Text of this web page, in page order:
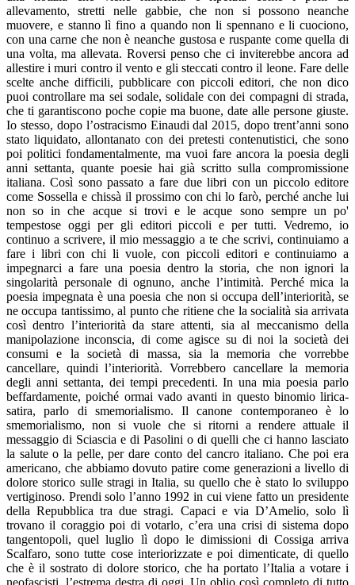
allevamento, stretti nelle gabbie, che non si possono neanche
muovere, e stanno lì fino a quando non li spennano e li cuociono,
con una carne che non è neanche gustosa e ruspante come quella di
una volta, ma allevata. Roversi penso che ci inviterebbe ancora ad
allestire i muri contro il vento e gli steccati contro il leone. Fare delle
scelte anche difficili, pubblicare con piccoli editori, che non dico
puoi controllare ma sei sodale, solidale con dei compagni di strada,
che ti garantiscono poche copie ma buone, date alle persone giuste.
Io stesso, dopo l’ostracismo Einaudi dal 2015, dopo trent’anni sono
stato liquidato, allontanato con dei pretesti contenutistici, che sono
poi politici fondamentalmente, ma vuoi fare ancora la poesia degli
anni settanta, quante poesie hai già scritto sulla compromissione
italiana. Così sono passato a fare due libri con un piccolo editore
come Sossella e chissà il prossimo con chi lo farò, perché anche lui
non so in che acque si trovi e le acque sono sempre un po'
tempestose oggi per gli editori piccoli e per tutti. Vedremo, io
continuo a scrivere, il mio messaggio a te che scrivi, continuiamo a
fare i libri con chi li vuole, con piccoli editori e continuiamo a
impegnarci a fare una poesia dentro la storia, che non ignori la
singolarità personale di ognuno, anche l’intimità. Perché mica la
poesia impegnata è una poesia che non si occupa dell’interiorità, se
ne occupa tantissimo, al punto che ritiene che la socialità sia arrivata
così dentro l’interiorità da stare attenti, sia al meccanismo della
manipolazione inconscia, di come agisce su di noi la società dei
consumi e la società di massa, sia la memoria che vorrebbe
cancellare, quindi l’interiorità. Vorrebbero cancellare la memoria
degli anni settanta, dei tempi precedenti. In una mia poesia parlo
beffardamente, poiché ormai vado avanti in questo binomio lirica-
satira, parlo di smemorialismo. Il canone contemporaneo è lo
smemorialismo, non si vuole che si ritorni a rendere attuale il
messaggio di Sciascia e di Pasolini o di quelli che ci hanno lasciato
la salute o la pelle, per dare conto del cancro italiano. Che poi era
americano, che abbiamo dovuto patire come generazioni a livello di
dolore storico sulle stragi in Italia, su quello che è stato lo sviluppo
vertiginoso. Prendi solo l’anno 1992 in cui viene fatto un presidente
della Repubblica tra due stragi. Capaci e via D’Amelio, solo lì
trovano il coraggio poi di votarlo, c’era una crisi di sistema dopo
tangentopoli, quel luglio lì dopo le dimissioni di Cossiga arriva
Scalfaro, sono tutte cose interiorizzate e poi dimenticate, di quello
che è il sostrato di dolore storico, che ha portato l’Italia a votare i
neofascisti, l’estrema destra di oggi. Un oblio così completo di tutto